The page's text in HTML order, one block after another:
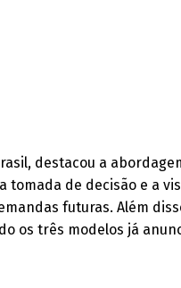
destacou a
tomada de decisão e a
futuras. Além
os três modelos já